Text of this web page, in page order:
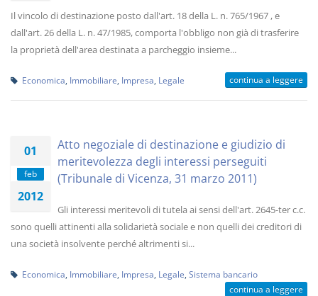
Il vincolo di destinazione posto dall'art. 18 della L. n. 765/1967 , e
dall'art. 26 della L. n. 47/1985, comporta l'obbligo non già di trasferire
la proprietà dell'area destinata a parcheggio insieme...
Economica Immobiliare Impresa Legale continua a leggere
01
feb
2012
Atto negoziale di destinazione e giudizio di
meritevolezza degli interessi perseguiti
(Tribunale di Vicenza, 31 marzo 2011)
Gli interessi meritevoli di tutela ai sensi dell'art. 2645-ter c.c.
sono quelli attinenti alla solidarietà sociale e non quelli dei creditori di
una società insolvente perché altrimenti si...
Economica Immobiliare Impresa Legale Sistema bancario
continua a leggere